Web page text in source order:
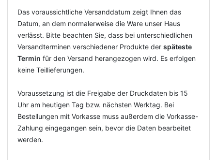
Das voraussichtliche Versanddatum zeigt Ihnen das
Datum, an dem normalerweise die Ware unser Haus
verlässt. Bitte beachten Sie, dass bei unterschiedlichen
Versandterminen verschiedener Produkte der späteste
Termin für den Versand herangezogen wird. Es erfolgen
keine Teillieferungen.
Voraussetzung ist die Freigabe der Druckdaten bis 15
Uhr am heutigen Tag bzw. nächsten Werktag. Bei
Bestellungen mit Vorkasse muss außerdem die Vorkasse-
Zahlung eingegangen sein, bevor die Daten bearbeitet
werden.